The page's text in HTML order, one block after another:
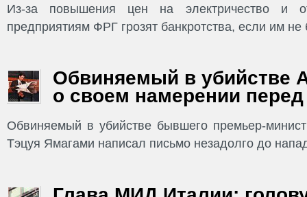
Из-за повышения цен на электричество и
предприятиям ФРГ грозят банкротства, если им не
Обвиняемый в убийстве
о своем намерении перед
Обвиняемый в убийстве бывшего премьер-
Тэцуя Ямагами написал письмо незадолго до